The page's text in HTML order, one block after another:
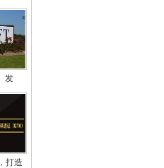
发
打造